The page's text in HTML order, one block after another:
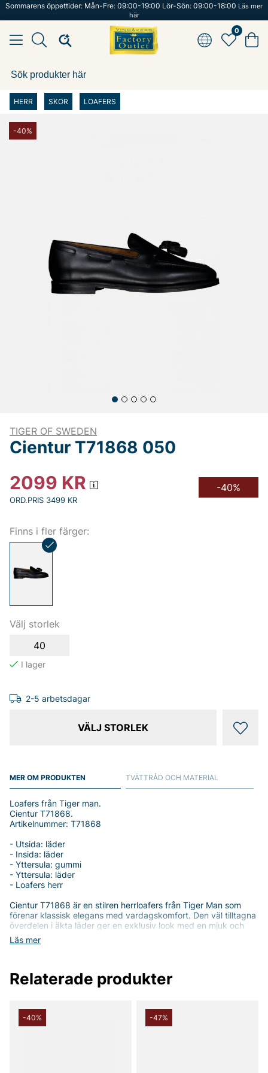
Sommarens öppettider: Mån-Fre: 09:00-19:00 Lör-Sön: 09:00-18:00 Läs mer
här
0
HERR SKOR LOAFERS
-40%
TIGER OF SWEDEN
Cientur T71868 050
2099 KR
ORD.PRIS 3499 KR
-40%
Finns i fler färger:
Välj storlek
40
2-5 arbetsdagar
VÄLJ STORLEK
MER OM PRODUKTEN
Läs mer
Loafers från Tiger man.
Cientur T71868.
Artikelnummer: T71868
- Utsida: läder
- Insida: läder
- Yttersula: gummi
- Yttersula: läder
- Loafers herr
Cientur T71868 är en stilren herrloafers från Tiger Man som
förenar klassisk elegans med vardagskomfort. Den väl tilltagna
överdelen i äkta läder ger en exklusiv look med en mjuk och
naturlig lyster, samtidigt som den ger slitstyrka för vardaglig
användning. Insidan är också i läder, vilket känns behagligt mot
Sulan i gummi ger ett tryggt grepp och god dämpning genom
för fritidsaktiviteter. Den tidlösa loaferdesignen gör det enkelt
att matcha med allt från kostymbyxor till jeans, utan att
kompromissa med stil eller komfort. Denna modell kombinerar
TVÄTTRÅD OCH MATERIAL
Relaterade produkter
-40% -47%